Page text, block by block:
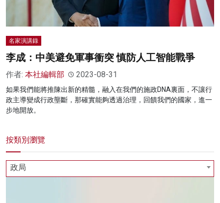
名家演講錄
李成：中美避免軍事衝突 慎防人工智能戰爭
作者: 本社編輯部 2023-08-31
如果我們能將推陳出新的精髓，融入在我們的施政DNA裏面，不讓行
政主導變成行政壟斷，那確實能夠透過治理，回饋我們的國家，進一
步地開放。
按類別瀏覽
政局